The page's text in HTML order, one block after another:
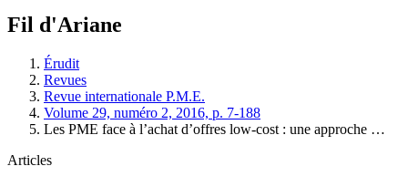
Fil d'Ariane
Érudit
Revues
Revue internationale P.M.E.
Volume 29, numéro 2, 2016, p. 7-188
Les PME face à l’achat d’offres low-cost : une approche …
Articles